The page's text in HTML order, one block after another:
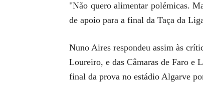
"Não quero alimentar polémicas.
de apoio para a final da Taça da
Nuno Aires respondeu assim às
Loureiro, e das Câmaras de Faro e
final da prova no estádio Algarve